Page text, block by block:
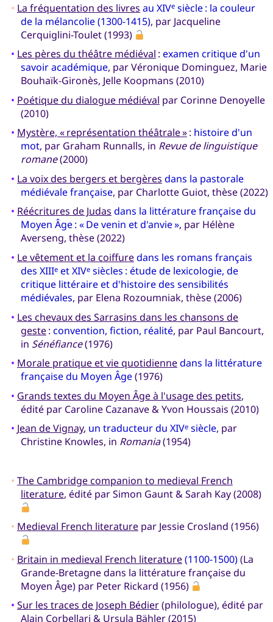
• La fréquentation des livres au XIVesiècle : la couleur
de la mélancolie (1300-1415), par Jacqueline
Cerquiglini-Toulet (1993)
• Les pères du théâtre médiéval : examen critique d'un
savoir académique, par Véronique Dominguez, Marie
Bouhaïk-Gironès, Jelle Koopmans (2010)
• Poétique du dialogue médiéval par Corinne Denoyelle
(2010)
• Mystère, « représentation théâtrale »: histoire d'un
mot, par Graham Runnalls, in Revue de linguistique
romane(2000)
• La voix des bergers et bergères dans la pastorale
médiévale française, par Charlotte Guiot, thèse (2022)
• Réécritures de Judas dans la littérature française du
Moyen Âge : « De venin et d'anvie », par Hélène
Averseng, thèse (2022)
• Le vêtement et la coiffuredans les romans français
des XIIIeet XIVesiècles‎ : étude de lexicologie, de
critique littéraire et d'histoire des sensibilités
médiévales, par Elena Rozoumniak, thèse (2006)
• Les chevaux des Sarrasins dans les chansons de
geste: convention, fiction, réalité, par Paul Bancourt,
in Sénéfiance(1976)
• Morale pratique et vie quotidiennedans la littérature
française du Moyen Âge(1976)
• Grands textes du Moyen Âge à l'usage des petits,
édité par Caroline Cazanave & Yvon Houssais (2010)
• Jean de Vignay, un traducteur du XIVesiècle, par
Christine Knowles, in Romania(1954)
• The Cambridge companion to medieval French
literature, édité par Simon Gaunt & Sarah Kay (2008)
• Medieval French literaturepar Jessie Crosland (1956)
• Britain in medieval French literature(1100-1500)(La
Grande-Bretagne dans la littérature française du
Moyen Âge) par Peter Rickard (1956)
• Sur les traces de Joseph Bédier(philologue), édité par
Alain Corbellari & Ursula Bähler (2015)